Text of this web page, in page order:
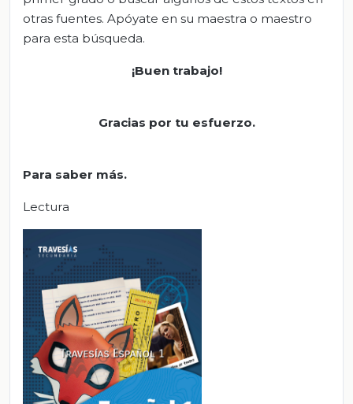
otras fuentes. Apóyate en su maestra o maestro
para esta búsqueda.
¡Buen trabajo!
Gracias por tu esfuerzo.
Para saber más.
Lectura